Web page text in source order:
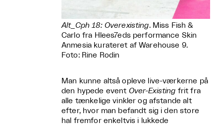
Alt_Cph 18: Overexisting. Miss Fish &
Carlo fra Hlees7eds performance Skin
Anmesia kurateret af Warehouse 9.
Foto: Rine Rodin
Man kunne altså opleve live-værkerne på
den hypede event Over-Existing frit fra
alle tænkelige vinkler og afstande alt
efter, hvor man befandt sig i den store
hal fremfor enkeltvis i lukkede